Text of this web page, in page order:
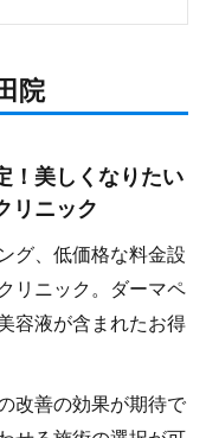
院
！美しくなりたい
リニック
グ、低価格な料金設
リニック。ダーマペ
容液が含まれたお得
改善の効果が期待で